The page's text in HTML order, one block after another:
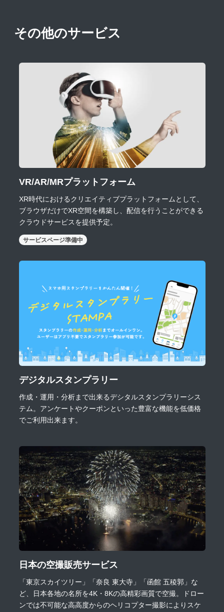
その他のサービス
VR/AR/MRプラットフォーム
XR時代におけるクリエイティブプラットフォームとして、
ブラウザだけでXR空間を構築し、配信を行うことができる
クラウドサービスを提供予定。
サービスページ準備中
デジタルスタンプラリー
作成・運用・分析まで出来るデシタルスタンプラリーシス
テム。アンケートやクーポンといった豊富な機能を低価格
でご利用出来ます。
日本の空撮販売サービス
「東京スカイツリー」「奈良 東大寺」「函館 五稜郭」な
ど、日本各地の名所を4K・8Kの高精彩画質で空撮。ドロー
ンでは不可能な高高度からのヘリコプター撮影によりスケ